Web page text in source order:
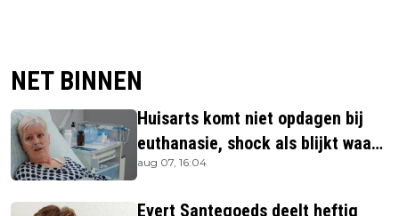
NET BINNEN
Huisarts komt niet opdagen bij
euthanasie, shock als blijkt waar
ze is
aug 07, 16:04
Evert Santegoeds deelt heftig